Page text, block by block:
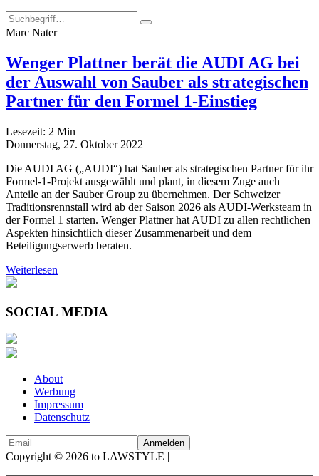
Marc Nater
Wenger Plattner berät die AUDI AG bei
der Auswahl von Sauber als strategischen
Partner für den Formel 1-Einstieg
Lesezeit: 2 Min
Donnerstag, 27. Oktober 2022
Die AUDI AG („AUDI“) hat Sauber als strategischen Partner für ihr
Formel-1-Projekt ausgewählt und plant, in diesem Zuge auch
Anteile an der Sauber Group zu übernehmen. Der Schweizer
Traditionsrennstall wird ab der Saison 2026 als AUDI-Werksteam in
der Formel 1 starten. Wenger Plattner hat AUDI zu allen rechtlichen
Aspekten hinsichtlich dieser Zusammenarbeit und dem
Beteiligungserwerb beraten.
Weiterlesen
SOCIAL MEDIA
About
Werbung
Impressum
Datenschutz
Copyright © 2026 to LAWSTYLE |